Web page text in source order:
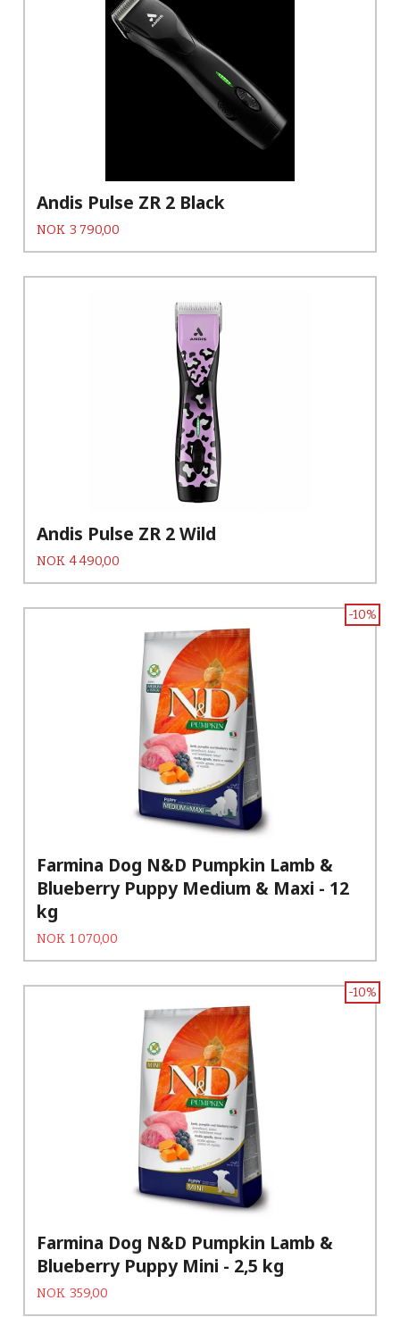
Andis Pulse ZR 2 Black
Pris
NOK 3 790,00
Andis Pulse ZR 2 Wild
Pris
NOK 4 490,00
Farmina Dog N&D Pumpkin Lamb &
Blueberry Puppy Medium & Maxi - 12
kg
Tilbud
NOK 1 070,00Rabatt
-10%
Farmina Dog N&D Pumpkin Lamb &
Blueberry Puppy Mini - 2,5 kg
Tilbud
NOK 359,00Rabatt
-10%